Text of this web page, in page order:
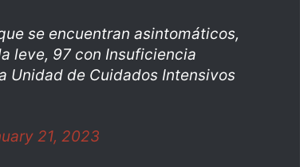
se encuentran asintomáticos,
leve, 97 con Insuficiencia
Unidad de Cuidados Intensivos
21, 2023